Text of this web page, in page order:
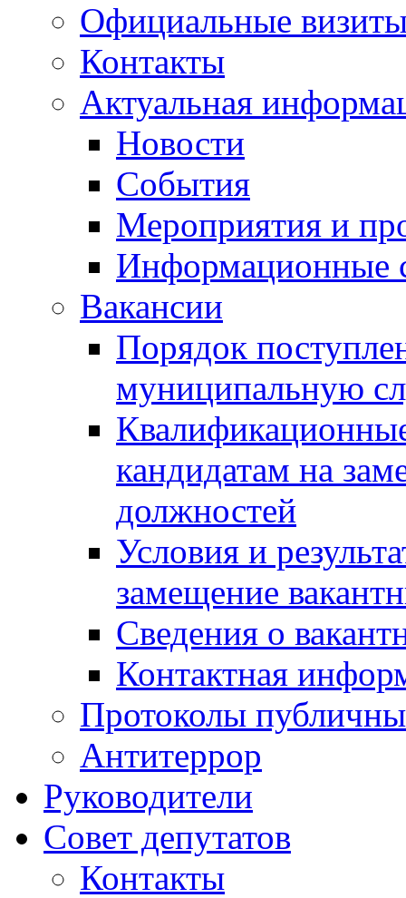
Официальные
Контакты
Актуальная
Новости
События
Мероприятия и
Информационные
Вакансии
Порядок
муниципальную
кандидатам на
должностей
Условия и
замещение
Сведения о
Контактная
Протоколы
Антитеррор
Руководители
Совет депутатов
Контакты